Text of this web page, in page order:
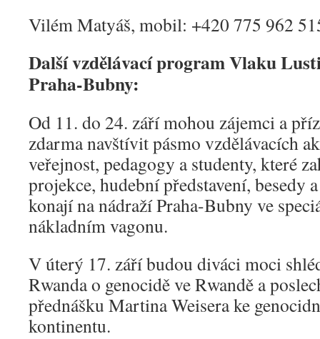
Vilém Matyáš, mobil: +420 775 962
Další vzdělávací program Vlaku
Praha-Bubny:
Od 11. do 24. září mohou zájemci a
zdarma navštívit pásmo vzdělávacích
veřejnost, pedagogy a studenty, které
projekce, hudební představení, besedy
konají na nádraží Praha-Bubny ve
nákladním vagonu.
V úterý 17. září budou diváci moci
Rwanda o genocidě ve Rwandě a
přednášku Martina Weisera ke
kontinentu.